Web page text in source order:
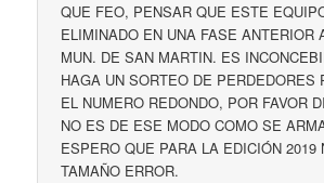
QUE FEO, PENSAR QUE ESTE
ELIMINADO EN UNA FASE ANTERIOR
MUN. DE SAN MARTIN. ES
HAGA UN SORTEO DE PERDEDORES
EL NUMERO REDONDO, POR FAVOR
NO ES DE ESE MODO COMO SE
ESPERO QUE PARA LA EDICIÓN 2019
TAMAÑO ERROR.